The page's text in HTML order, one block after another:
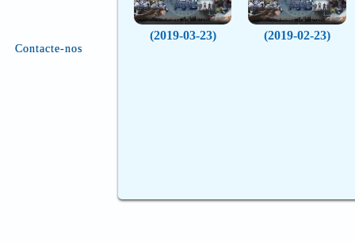
Contacte-nos
(2019-03-23) (2019-02-23)